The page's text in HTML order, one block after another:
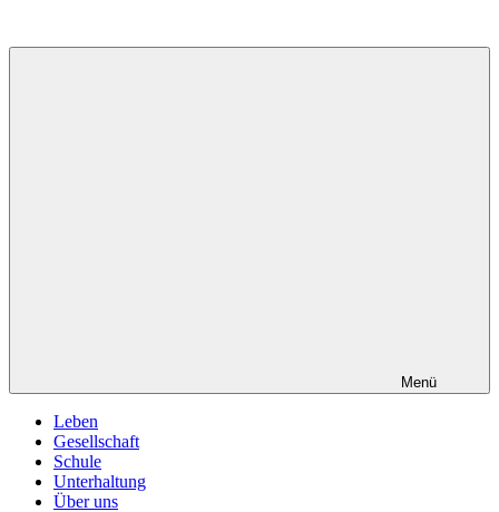
Menü
Leben
Gesellschaft
Schule
Unterhaltung
Über uns